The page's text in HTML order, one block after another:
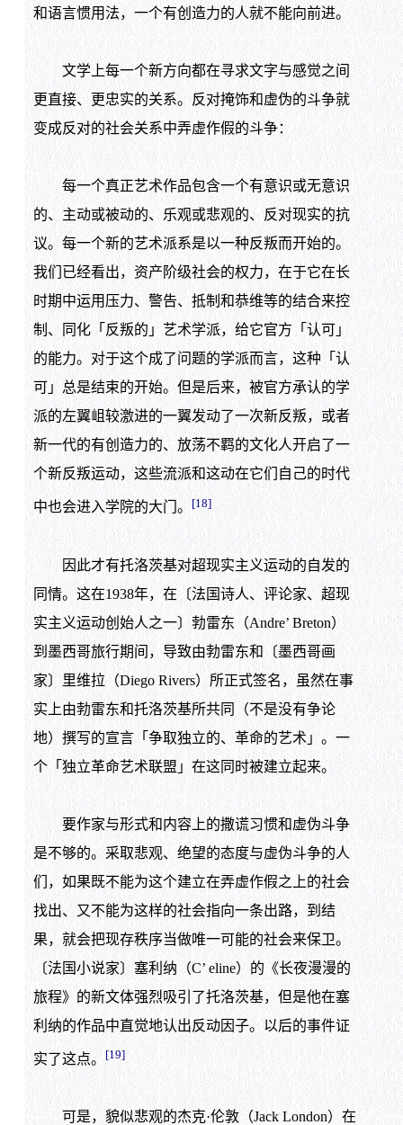
和语言惯用法，一个有创造力的人就不能向前进。
文学上每一个新方向都在寻求文字与感觉之间
更直接、更忠实的关系。反对掩饰和虚伪的斗争就
变成反对的社会关系中弄虚作假的斗争：
每一个真正艺术作品包含一个有意识或无意识
的、主动或被动的、乐观或悲观的、反对现实的抗
议。每一个新的艺术派系是以一种反叛而开始的。
我们已经看出，资产阶级社会的权力，在于它在长
时期中运用压力、警告、抵制和恭维等的结合来控
制、同化「反叛的」艺术学派，给它官方「认可」
的能力。对于这个成了问题的学派而言，这种「认
可」总是结束的开始。但是后来，被官方承认的学
派的左翼岨较激进的一翼发动了一次新反叛，或者
新一代的有创造力的、放荡不羁的文化人开启了一
个新反叛运动，这些流派和这动在它们自己的时代
中也会进入学院的大门。 [18]
因此才有托洛茨基对超现实主义运动的自发的
同情。这在1938年，在〔法国诗人、评论家、超现
实主义运动创始人之一〕勃雷东（Andre’ Breton）
到墨西哥旅行期间，导致由勃雷东和〔墨西哥画
家〕里维拉（Diego Rivers）所正式签名，虽然在事
实上由勃雷东和托洛茨基所共同（不是没有争论
地）撰写的宣言「争取独立的、革命的艺术」。一
个「独立革命艺术联盟」在这同时被建立起来。
要作家与形式和内容上的撒谎习惯和虚伪斗争
是不够的。采取悲观、绝望的态度与虚伪斗争的人
们，如果既不能为这个建立在弄虚作假之上的社会
找出、又不能为这样的社会指向一条出路，到结
果，就会把现存秩序当做唯一可能的社会来保卫。
〔法国小说家〕塞利纳（C’ eline）的《长夜漫漫的
旅程》的新文体强烈吸引了托洛茨基，但是他在塞
利纳的作品中直觉地认出反动因子。以后的事件证
实了这点。 [19]
可是，貌似悲观的杰克·伦敦（Jack London）在